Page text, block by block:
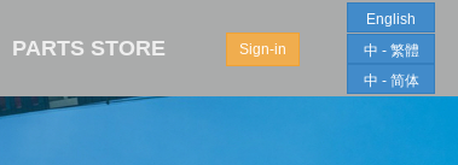
PARTS STORE Sign-in
English
中 - 繁體
中 - 简体